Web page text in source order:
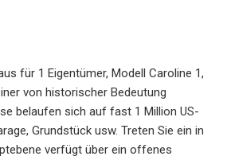
für 1 Eigentümer, Modell Caroline 1,
von historischer Bedeutung
belaufen sich auf fast 1 Million US-
Grundstück usw. Treten Sie ein in
verfügt über ein offenes